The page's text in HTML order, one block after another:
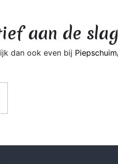
aan de
dan ook even bij